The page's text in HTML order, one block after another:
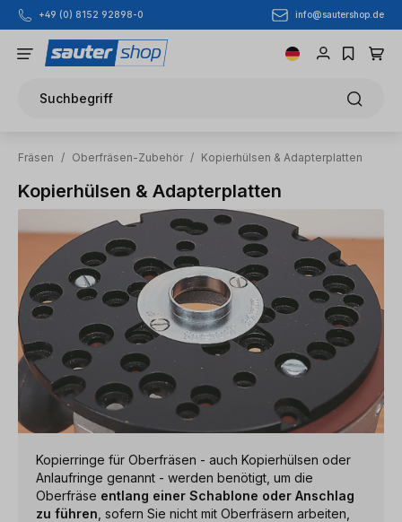
Zum Hauptinhalt springen
+49 (0) 8152 92898-0 info@sautershop.de
Suchbegriff
Fräsen / Oberfräsen-Zubehör / Kopierhülsen & Adapterplatten
Kopierhülsen & Adapterplatten
Kopierringe für Oberfräsen - auch Kopierhülsen oder
Anlaufringe genannt - werden benötigt, um die
Oberfräse entlang einer Schablone oder Anschlag
zu führen , sofern Sie nicht mit Oberfräsern arbeiten,